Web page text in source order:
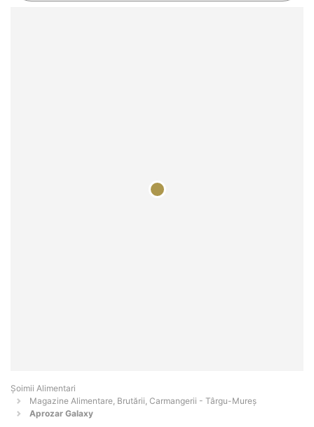
Şoimii Alimentari
Magazine Alimentare, Brutării, Carmangerii - Târgu-Mureş
Aprozar Galaxy